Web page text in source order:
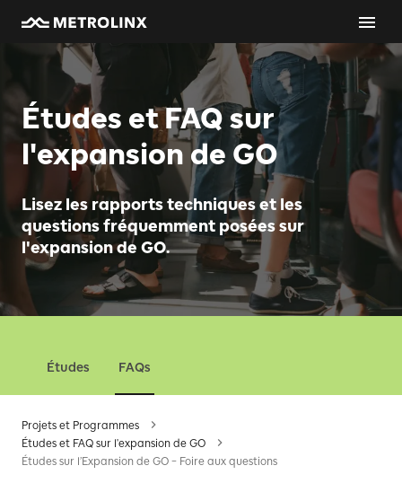
Études et FAQ sur
l'expansion de GO
Lisez les rapports techniques et les
questions fréquemment posées sur
l'expansion de GO.
Études FAQs
Projets et Programmes
Études et FAQ sur l'expansion de GO
Études sur l’Expansion de GO – Foire aux questions